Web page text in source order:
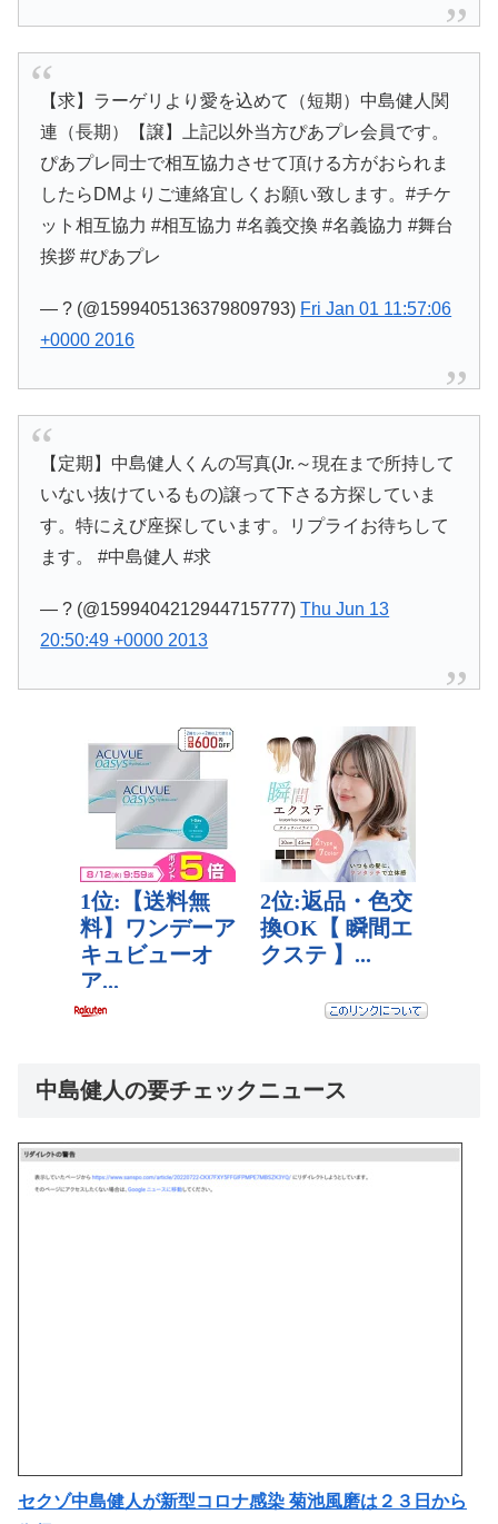
【求】ラーゲリより愛を込めて（短期）中島健人関
連（長期）【譲】上記以外当方ぴあプレ会員です。
ぴあプレ同士で相互協力させて頂ける方がおられま
したらDMよりご連絡宜しくお願い致します。#チケ
ット相互協力 #相互協力 #名義交換 #名義協力 #舞台
挨拶 #ぴあプレ
— ? (@1599405136379809793) Fri Jan 01 11:57:06
+0000 2016
【定期】中島健人くんの写真(Jr.～現在まで所持して
いない抜けているもの)譲って下さる方探していま
す。特にえび座探しています。リプライお待ちして
ます。 #中島健人 #求
— ? (@1599404212944715777)Thu Jun 13
20:50:49 +0000 2013
中島健人の要チェックニュース
セクゾ中島健人が新型コロナ感染 菊池風磨は２３日から